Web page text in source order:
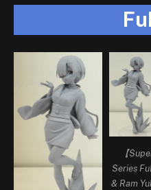
【
Series
& Ram